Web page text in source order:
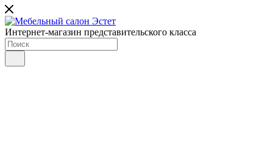
Интернет-магазин представительского класса